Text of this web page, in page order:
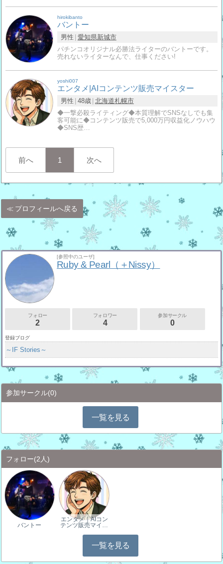
hirokibanto
バントー
男性 愛知県新城市
パチンコオリジナル必勝法ライターのバントーです。
売れないライターなんで、仕事ください!
yoshi007
エンタメ|AIコンテンツ販売マイスター
男性 48歳 北海道札幌市
◆一撃必殺ライティング◆本質理解でSNSなしでも集
客可能に◆コンテンツ販売で5,000万円収益化ノウハウ
◆SNS歴…
前へ 1 次へ
プロフィールへ戻る
[参照中のユーザ]
Ruby & Pearl（＋Nissy）
フォロー
2
フォロワー
4
参加サークル
0
登録ブログ
～IF Stories～
参加サークル(0)
一覧を見る
フォロー(2人)
バントー
エンタメ｜AIコン
テンツ販売マイ…
一覧を見る